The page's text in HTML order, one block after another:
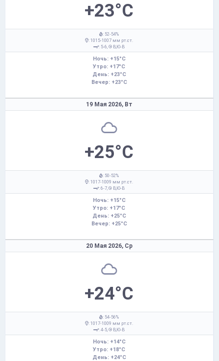
+23°C
: 52-54%
: 1015-1007 мм рт.ст.
: 5-6,
В,Ю-В
Ночь: +15°C
Утро: +17°C
День: +23°C
Вечер: +23°C
19 Мая 2026, Вт
+25°C
: 50-52%
: 1017-1009 мм рт.ст.
: 6-7,
В,Ю-В
Ночь: +15°C
Утро: +17°C
День: +25°C
Вечер: +25°C
20 Мая 2026, Ср
+24°C
: 54-56%
: 1017-1009 мм рт.ст.
: 4-5,
В,Ю-В
Ночь: +14°C
Утро: +18°C
День: +24°C